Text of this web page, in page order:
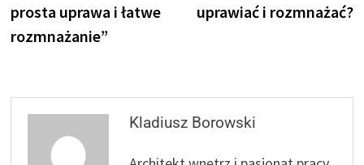
prosta uprawa i łatwe
rozmnażanie”
uprawiać i rozmnażać?
Kladiusz Borowski